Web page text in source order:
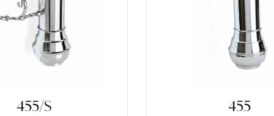
455/S 455